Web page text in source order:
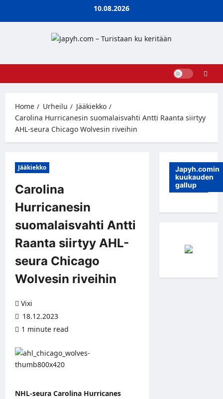
10.08.2026
Home Urheilu
Jääkiekko
Carolina Hurricanesin suomalaisvahti Antti Raanta siirtyy
AHL-seura Chicago Wolvesin riveihin
Jääkiekko
Carolina
Hurricanesin
suomalaisvahti Antti
Raanta siirtyy AHL-
seura Chicago
Wolvesin riveihin
Vixi
18.12.2023
1 minute read
NHL-seura Carolina Hurricanes
Japyh.comin
kuukauden
gallup